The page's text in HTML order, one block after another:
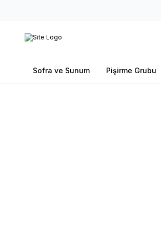
Sofra ve Sunum Pişirme Grubu